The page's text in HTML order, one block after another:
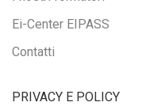
Ei-Center EIPASS
Contatti
PRIVACY E POLICY